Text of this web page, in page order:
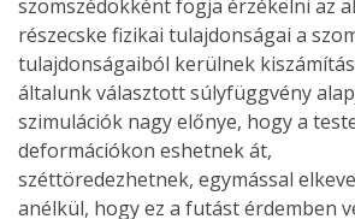
szomszédokként fogja érzékelni az
részecske fizikai tulajdonságai a
tulajdonságaiból kerülnek
általunk választott súlyfüggvény
szimulációk nagy előnye, hogy a
deformációkon eshetnek át,
széttöredezhetnek, egymással
anélkül, hogy ez a futást érdemben